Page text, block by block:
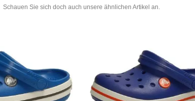
Schauen Sie sich doch auch unsere ähnlichen Artikel an.